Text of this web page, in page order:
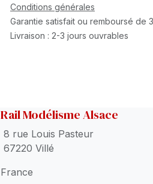
Conditions générales
Garantie satisfait ou remboursé de
Livraison : 2-3 jours ouvrables
Rail Modélisme Alsace
8 rue Louis Pasteur
67220 Villé
France